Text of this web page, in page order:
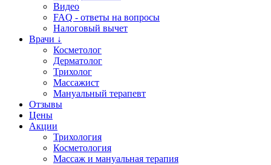
Видео
FAQ - ответы на вопросы
Налоговый вычет
Врачи ↓
Косметолог
Дерматолог
Трихолог
Массажист
Мануальный терапевт
Отзывы
Цены
Акции
Трихология
Косметология
Массаж и мануальная терапия